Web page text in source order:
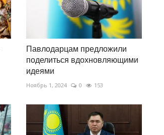
Павлодарцам предложили
поделиться вдохновляющими
идеями
Ноябрь 1, 2024 0 153